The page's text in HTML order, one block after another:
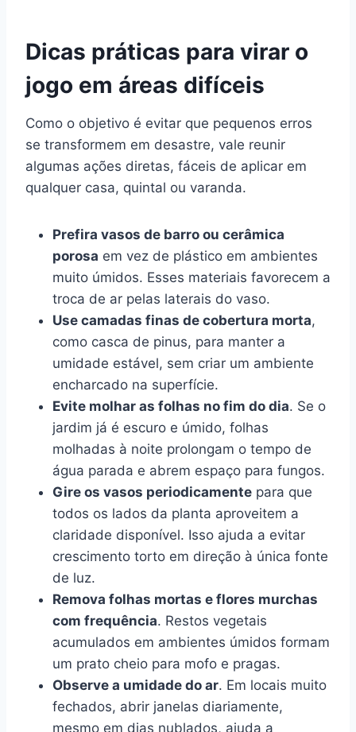
Dicas práticas para virar o
jogo em áreas difíceis
Como o objetivo é evitar que pequenos erros
se transformem em desastre, vale reunir
algumas ações diretas, fáceis de aplicar em
qualquer casa, quintal ou varanda.
Prefira vasos de barro ou cerâmica
porosa em vez de plástico em ambientes
muito úmidos. Esses materiais favorecem a
troca de ar pelas laterais do vaso.
Use camadas finas de cobertura morta,
como casca de pinus, para manter a
umidade estável, sem criar um ambiente
encharcado na superfície.
Evite molhar as folhas no fim do dia. Se o
jardim já é escuro e úmido, folhas
molhadas à noite prolongam o tempo de
água parada e abrem espaço para fungos.
Gire os vasos periodicamente para que
todos os lados da planta aproveitem a
claridade disponível. Isso ajuda a evitar
crescimento torto em direção à única fonte
de luz.
Remova folhas mortas e flores murchas
com frequência. Restos vegetais
acumulados em ambientes úmidos formam
um prato cheio para mofo e pragas.
Observe a umidade do ar. Em locais muito
fechados, abrir janelas diariamente,
mesmo em dias nublados, ajuda a